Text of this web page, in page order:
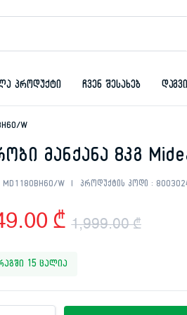
პროდუქტი ჩვენ შესახებ
W
მანქანა 8კგ
MD1180BH60/W პროდუქტის კოდი :
1,999.00₾
₾
15 ცალია